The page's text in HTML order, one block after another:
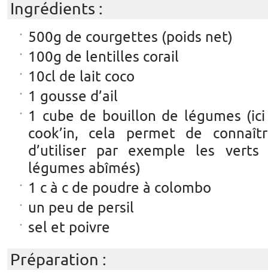
Ingrédients :
500g de courgettes (poids net)
100g de lentilles corail
10cl de lait coco
1 gousse d’ail
1 cube de bouillon de légumes
cook’in, cela permet de
d’utiliser par exemple les
légumes abîmés)
1 c à c de poudre à colombo
un peu de persil
sel et poivre
Préparation :